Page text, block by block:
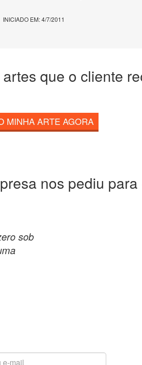
INICIADO EM: 4/7/2011
que o cliente
MINHA ARTE AGORA
nos pediu para
sob